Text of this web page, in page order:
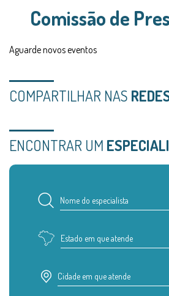
Comissão de
Aguarde novos eventos
COMPARTILHAR NAS
ENCONTRAR UM
Estado em que atende
Cidade em que atende